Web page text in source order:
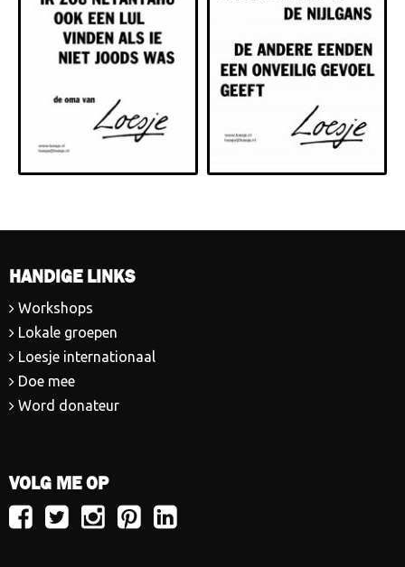
HANDIGE LINKS
Workshops
Lokale groepen
Loesje internationaal
Doe mee
Word donateur
VOLG ME OP
VolgVolgVolgVolgVolg